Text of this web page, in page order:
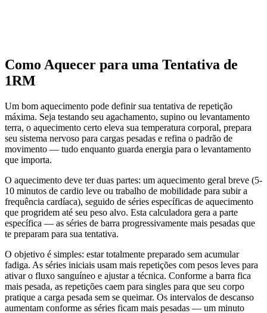
Como Aquecer para uma Tentativa de
1RM
Um bom aquecimento pode definir sua tentativa de repetição
máxima. Seja testando seu agachamento, supino ou levantamento
terra, o aquecimento certo eleva sua temperatura corporal, prepara
seu sistema nervoso para cargas pesadas e refina o padrão de
movimento — tudo enquanto guarda energia para o levantamento
que importa.
O aquecimento deve ter duas partes: um aquecimento geral breve (5-
10 minutos de cardio leve ou trabalho de mobilidade para subir a
frequência cardíaca), seguido de séries específicas de aquecimento
que progridem até seu peso alvo. Esta calculadora gera a parte
específica — as séries de barra progressivamente mais pesadas que
te preparam para sua tentativa.
O objetivo é simples: estar totalmente preparado sem acumular
fadiga. As séries iniciais usam mais repetições com pesos leves para
ativar o fluxo sanguíneo e ajustar a técnica. Conforme a barra fica
mais pesada, as repetições caem para singles para que seu corpo
pratique a carga pesada sem se queimar. Os intervalos de descanso
aumentam conforme as séries ficam mais pesadas — um minuto